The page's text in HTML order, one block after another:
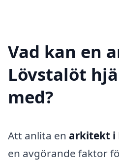
Vad kan en
Lövstalöt
med?
Att anlita en arkitekt i
en avgörande faktor